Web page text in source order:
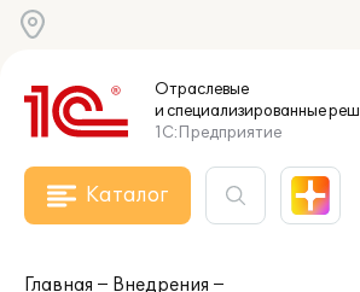
Отраслевые
и специализированные
1С:Предприятие
Каталог
Главная
Внедрения